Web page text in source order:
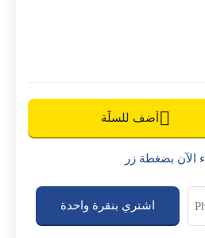
أضف للسلّة
الآن بضغطة زر
اشتري بنقرة واحدة